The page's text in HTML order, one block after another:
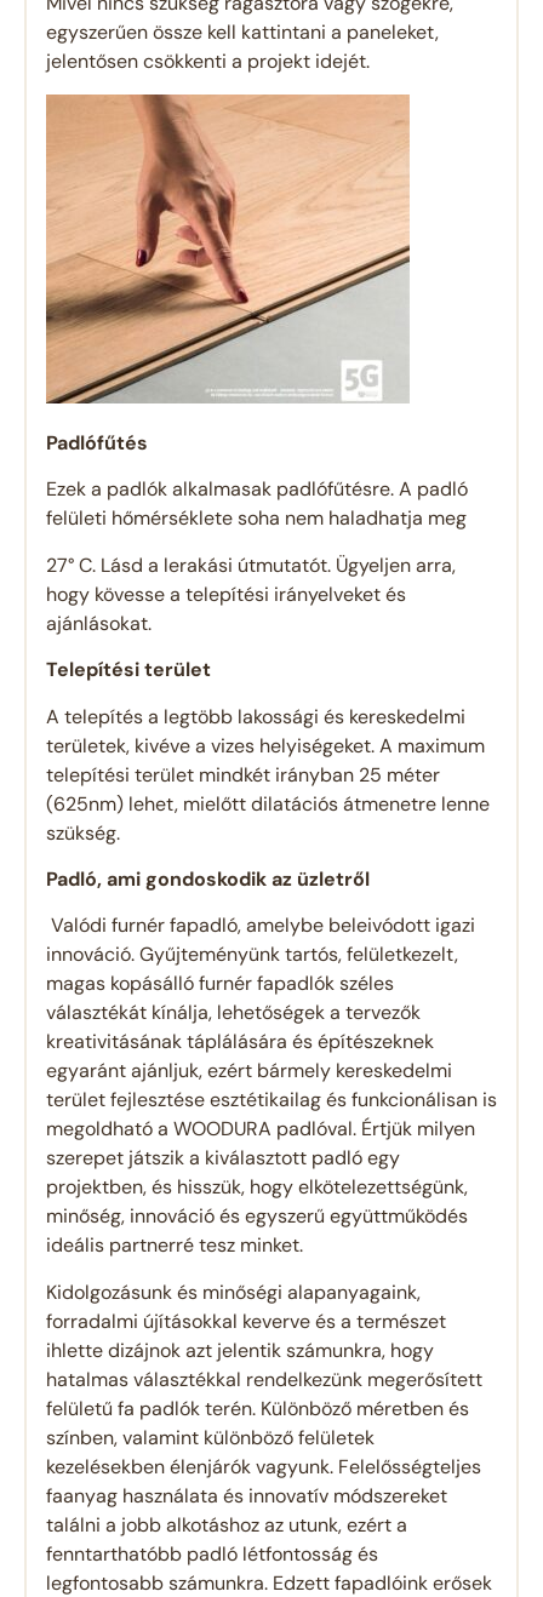
egyszerűen össze kell kattintani a paneleket,
jelentősen csökkenti a projekt idejét.
Padlófűtés
Ezek a padlók alkalmasak padlófűtésre. A padló
felületi hőmérséklete soha nem haladhatja meg
27° C. Lásd a lerakási útmutatót. Ügyeljen arra,
hogy kövesse a telepítési irányelveket és
ajánlásokat.
Telepítési terület
A telepítés a legtöbb lakossági és kereskedelmi
területek, kivéve a vizes helyiségeket. A maximum
telepítési terület mindkét irányban 25 méter
(625nm) lehet, mielőtt dilatációs átmenetre lenne
szükség.
Padló, ami gondoskodik az üzletről
Valódi furnér fapadló, amelybe beleivódott igazi
innováció. Gyűjteményünk tartós, felületkezelt,
magas kopásálló furnér fapadlók széles
választékát kínálja, lehetőségek a tervezők
kreativitásának táplálására és építészeknek
egyaránt ajánljuk, ezért bármely kereskedelmi
terület fejlesztése esztétikailag és funkcionálisan is
megoldható a WOODURA padlóval. Értjük milyen
szerepet játszik a kiválasztott padló egy
projektben, és hisszük, hogy elkötelezettségünk,
minőség, innováció és egyszerű együttműködés
ideális partnerré tesz minket.
Kidolgozásunk és minőségi alapanyagaink,
forradalmi újításokkal keverve és a természet
ihlette dizájnok azt jelentik számunkra, hogy
hatalmas választékkal rendelkezünk megerősített
felületű fa padlók terén. Különböző méretben és
színben, valamint különböző felületek
kezelésekben élenjárók vagyunk. Felelősségteljes
faanyag használata és innovatív módszereket
találni a jobb alkotáshoz az utunk, ezért a
fenntarthatóbb padló létfontosság és
legfontosabb számunkra. Edzett fapadlóink ​​erősek